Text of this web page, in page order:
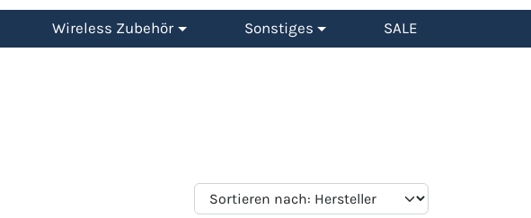
Wireless Zubehör Sonstiges SALE